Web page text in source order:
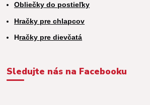
Obliečky do postieľky
Hračky pre chlapcov
Hračky pre dievčatá
Sledujte nás na Facebooku